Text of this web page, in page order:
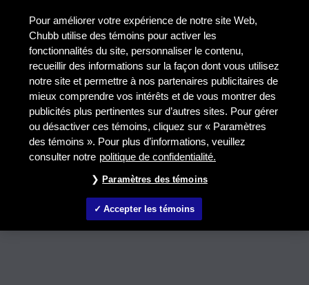
Pour améliorer votre expérience de notre site Web,
Chubb utilise des témoins pour activer les
fonctionnalités du site, personnaliser le contenu,
recueillir des informations sur la façon dont vous utilisez
notre site et permettre à nos partenaires publicitaires de
mieux comprendre vos intérêts et de vous montrer des
publicités plus pertinentes sur d’autres sites. Pour gérer
ou désactiver ces témoins, cliquez sur « Paramètres
des témoins ». Pour plus d’informations, veuillez
consulter notre politique de confidentialité.
Paramètres des témoins
Accepter les témoins